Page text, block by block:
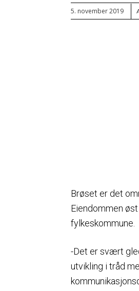
5. november 2019
Brøset er det
Eiendommen
fylkeskommune.
-Det er svært
utvikling i tråd